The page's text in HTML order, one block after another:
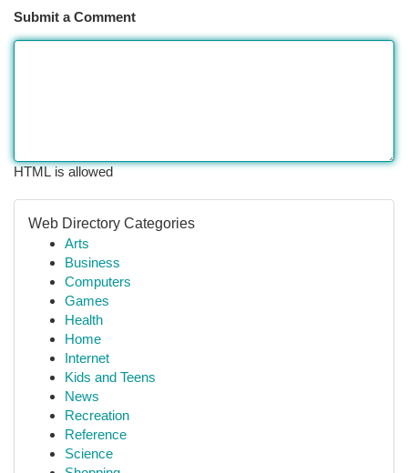
Submit a Comment
HTML is allowed
Web Directory Categories
Arts
Business
Computers
Games
Health
Home
Internet
Kids and Teens
News
Recreation
Reference
Science